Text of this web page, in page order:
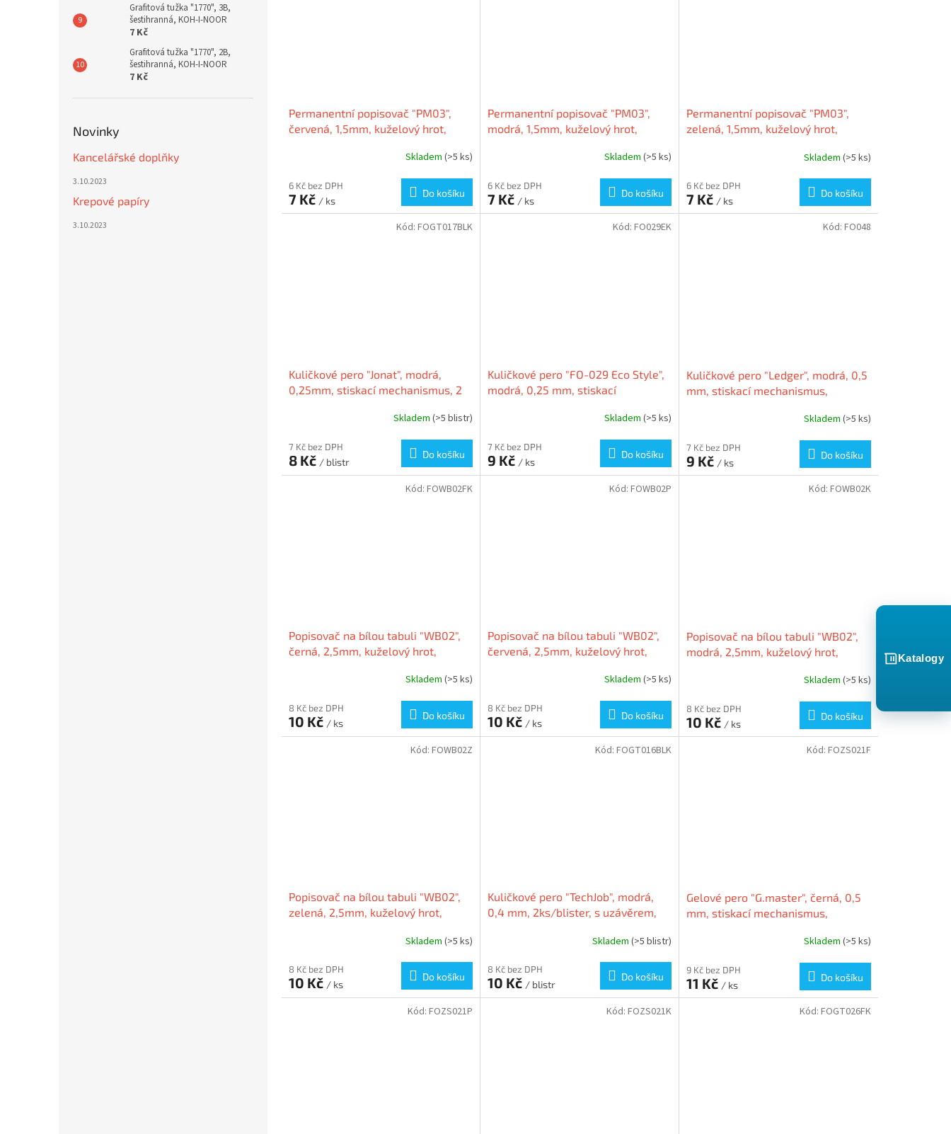
Grafitová tužka "1770", 3B,
šestihranná, KOH-I-NOOR
7 Kč
Grafitová tužka "1770", 2B,
šestihranná, KOH-I-NOOR
7 Kč
Novinky
Kancelářské doplňky
3.10.2023
Krepové papíry
3.10.2023
Permanentní popisovač "PM03",
červená, 1,5mm, kuželový hrot,
Skladem (>5 ks)
6 Kč bez DPH
7 Kč / ks
Do košíku
Permanentní popisovač "PM03",
modrá, 1,5mm, kuželový hrot,
Skladem (>5 ks)
6 Kč bez DPH
7 Kč / ks
Do košíku
Permanentní popisovač "PM03",
zelená, 1,5mm, kuželový hrot,
Skladem (>5 ks)
6 Kč bez DPH
7 Kč / ks
Do košíku
Kuličkové pero "Jonat", modrá,
0,25mm, stiskací mechanismus, 2
Skladem (>5 blistr)
7 Kč bez DPH
8 Kč / blistr
Do košíku
Kód: FOGT017BLK
Kuličkové pero "FO-029 Eco Style",
modrá, 0,25 mm, stiskací
Skladem (>5 ks)
7 Kč bez DPH
9 Kč / ks
Do košíku
Kód: FO029EK
Kuličkové pero "Ledger", modrá, 0,5
mm, stiskací mechanismus,
Skladem (>5 ks)
7 Kč bez DPH
9 Kč / ks
Do košíku
Kód: FO048
Popisovač na bílou tabuli "WB02",
černá, 2,5mm, kuželový hrot,
Skladem (>5 ks)
8 Kč bez DPH
10 Kč / ks
Do košíku
Kód: FOWB02FK
Popisovač na bílou tabuli "WB02",
červená, 2,5mm, kuželový hrot,
Skladem (>5 ks)
8 Kč bez DPH
10 Kč / ks
Do košíku
Kód: FOWB02P
Popisovač na bílou tabuli "WB02",
modrá, 2,5mm, kuželový hrot,
Skladem (>5 ks)
8 Kč bez DPH
10 Kč / ks
Do košíku
Kód: FOWB02K
Popisovač na bílou tabuli "WB02",
zelená, 2,5mm, kuželový hrot,
Skladem (>5 ks)
8 Kč bez DPH
10 Kč / ks
Do košíku
Kód: FOWB02Z
Kuličkové pero "TechJob", modrá,
0,4 mm, 2ks/blister, s uzávěrem,
Skladem (>5 blistr)
8 Kč bez DPH
10 Kč / blistr
Do košíku
Kód: FOGT016BLK
Gelové pero "G.master", černá, 0,5
mm, stiskací mechanismus,
Skladem (>5 ks)
9 Kč bez DPH
11 Kč / ks
Do košíku
Kód: FOZS021F
Kód: FOZS021P Kód: FOZS021K Kód: FOGT026FK
Katalogy